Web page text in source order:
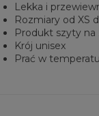
Lekka i
Rozmiary od XS
Produkt szyty na
Krój unisex
Prać w